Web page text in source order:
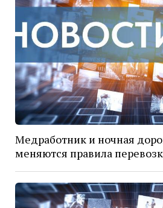
Медработник и ночная
меняются правила